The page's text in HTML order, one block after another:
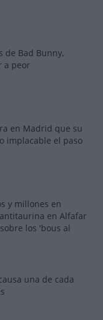
de Bad Bunny,
a peor
en Madrid que su
implacable el paso
y millones en
en Alfafar
los 'bous al
una de cada